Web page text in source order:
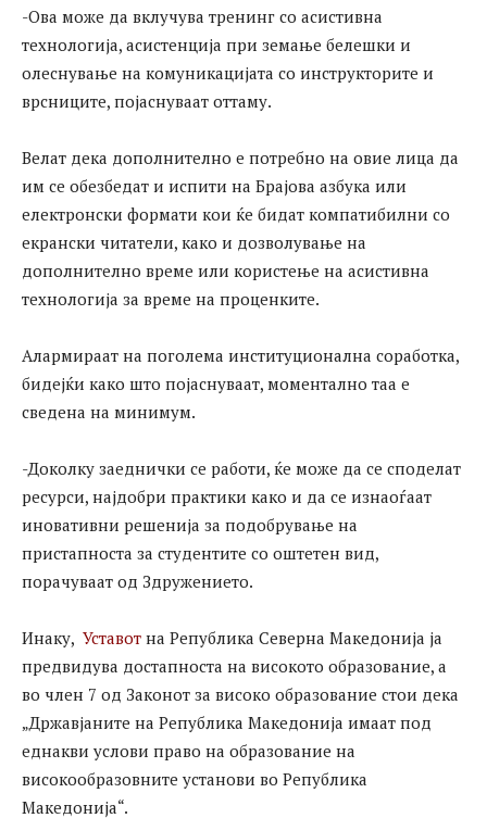
-Ова може да вклучува тренинг со асистивна
технологија, асистенција при земање белешки и
олеснување на комуникацијата со инструкторите и
врсниците, појаснуваат оттаму.
Велат дека дополнително е потребно на овие лица да
им се обезбедат и испити на Брајова азбука или
електронски формати кои ќе бидат компатибилни со
екрански читатели, како и дозволување на
дополнително време или користење на асистивна
технологија за време на проценките.
Алармираат на поголема институционална соработка,
бидејќи како што појаснуваат, моментално таа е
сведена на минимум.
-Доколку заеднички се работи, ќе може да се споделат
ресурси, најдобри практики како и да се изнаоѓаат
иновативни решенија за подобрување на
пристапноста за студентите со оштетен вид,
порачуваат од Здружението.
Инаку, Уставот на Република Северна Македонија ја
предвидува достапноста на високото образование, а
во член 7 од Законот за високо образование стои дека
„Државјаните на Република Македонија имаат под
еднакви услови право на образование на
високообразовните установи во Република
Македонија“.